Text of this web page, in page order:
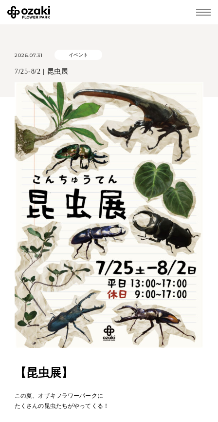
2026.07.31 イベント
7/25-8/2 | 昆虫展
【昆虫展】
この夏、オザキフラワーパークに
たくさんの昆虫たちがやってくる！